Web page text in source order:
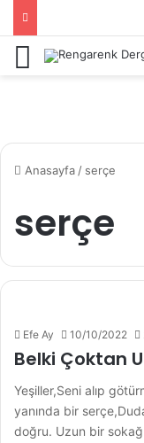
Menü
Anasayfa / serçe
serçe
Efe Ay 10/10/2022
Belki Çoktan
Yeşiller,Seni alıp
yanında bir
doğru. Uzun bir